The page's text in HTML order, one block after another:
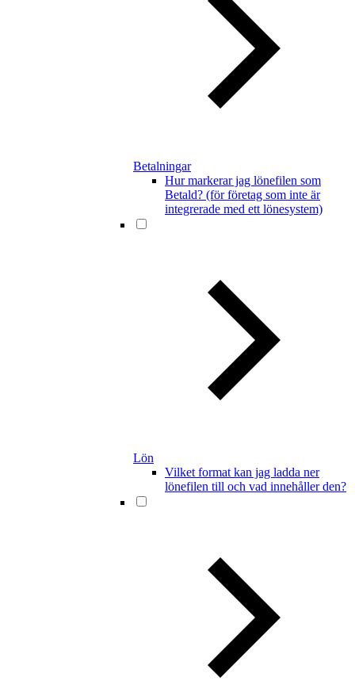
Betalningar
Hur markerar jag lönefilen som
Betald? (för företag som inte är
integrerade med ett lönesystem)
Lön
Vilket format kan jag ladda ner
lönefilen till och vad innehåller den?